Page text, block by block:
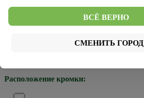
ПГ
Цвет кромки:
Расположение кромки:
ВСЁ ВЕРНО
СМЕНИТЬ ГОРОД